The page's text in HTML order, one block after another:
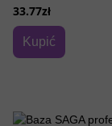
33.77zł
Kupić